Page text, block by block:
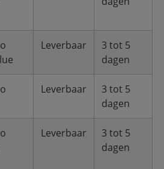
Leverbaar
3 tot 5
dagen
Leverbaar
3 tot 5
dagen
Leverbaar
3 tot 5
dagen